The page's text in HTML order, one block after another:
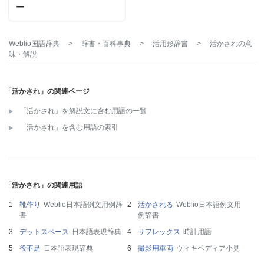
ー
Weblio国語辞典 > 辞書・百科事典 > 活用形辞書 > 活かされの意
味・解説
「活かされ」の関連ページ
「活かされ」を解説文に含む用語の一覧
「活かされ」を含む用語の索引
「活かされ」の関連用語
靴作り Weblio日本語例文用例辞
書
活かされる Weblio日本語例文用
例辞書
デットスペース 日本語表現辞典 サフレックス 時計用語
役不足
日本語表現辞典 撮影用車両 ウィキペディア小見